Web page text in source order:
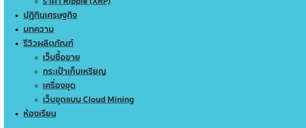
ปฏิทินเศรษฐกิจ
บทความ
รีวิวผลิตภัณฑ์
เว็บซื้อขาย
กระเป๋าเก็บเหรียญ
เครื่องขุด
เว็บขุดแบบ Cloud Mining
ห้องเรียน